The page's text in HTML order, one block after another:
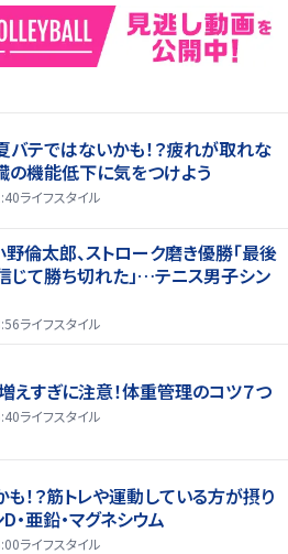
バテではないかも！？疲れが取れな
の機能低下に気をつけよう
ライフスタイル
倫太郎、ストローク磨き優勝「最後
じて勝ち切れた」…テニス男子シン
ライフスタイル
えすぎに注意！体重管理のコツ７つ
ライフスタイル
！？筋トレや運動している方が摂り
・亜鉛・マグネシウム
ライフスタイル